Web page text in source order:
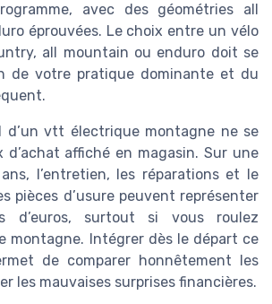
avec des géométries all
éprouvées. Le choix entre un vélo
all mountain ou enduro doit se
de votre pratique dominante et du
d’un vtt électrique montagne ne se
d’achat affiché en magasin. Sur une
l’entretien, les réparations et le
pièces d’usure peuvent représenter
d’euros, surtout si vous roulez
montagne. Intégrer dès le départ ce
de comparer honnêtement les
les mauvaises surprises financières.